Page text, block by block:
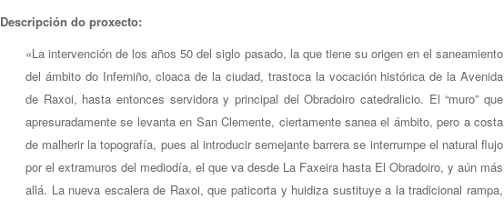
Descripción do proxecto:
«La intervención de los años 50 del siglo pasado, la que tiene su origen en el saneamiento
del ámbito do Inferniño, cloaca de la ciudad, trastoca la vocación histórica de la Avenida
de Raxoi, hasta entonces servidora y principal del Obradoiro catedralicio. El “muro” que
apresuradamente se levanta en San Clemente, ciertamente sanea el ámbito, pero a costa
de malherir la topografía, pues al introducir semejante barrera se interrumpe el natural flujo
por el extramuros del mediodía, el que va desde La Faxeira hasta El Obradoiro, y aún más
allá. La nueva escalera de Raxoi, que paticorta y huidiza sustituye a la tradicional rampa,